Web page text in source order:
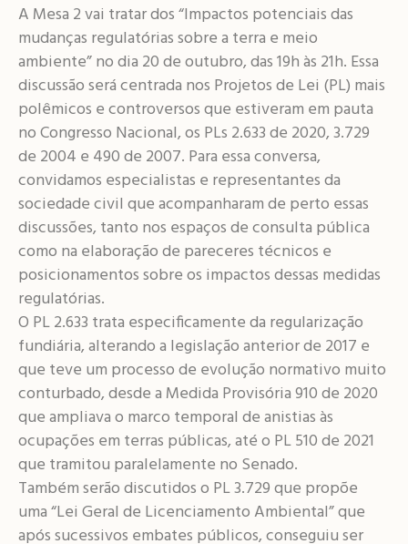
A Mesa 2 vai tratar dos “Impactos potenciais das
mudanças regulatórias sobre a terra e meio
ambiente” no dia 20 de outubro, das 19h às 21h. Essa
discussão será centrada nos Projetos de Lei (PL) mais
polêmicos e controversos que estiveram em pauta
no Congresso Nacional, os PLs 2.633 de 2020, 3.729
de 2004 e 490 de 2007. Para essa conversa,
convidamos especialistas e representantes da
sociedade civil que acompanharam de perto essas
discussões, tanto nos espaços de consulta pública
como na elaboração de pareceres técnicos e
posicionamentos sobre os impactos dessas medidas
regulatórias.
O PL 2.633 trata especificamente da regularização
fundiária, alterando a legislação anterior de 2017 e
que teve um processo de evolução normativo muito
conturbado, desde a Medida Provisória 910 de 2020
que ampliava o marco temporal de anistias às
ocupações em terras públicas, até o PL 510 de 2021
que tramitou paralelamente no Senado.
Também serão discutidos o PL 3.729 que propõe
uma “Lei Geral de Licenciamento Ambiental” que
após sucessivos embates públicos, conseguiu ser